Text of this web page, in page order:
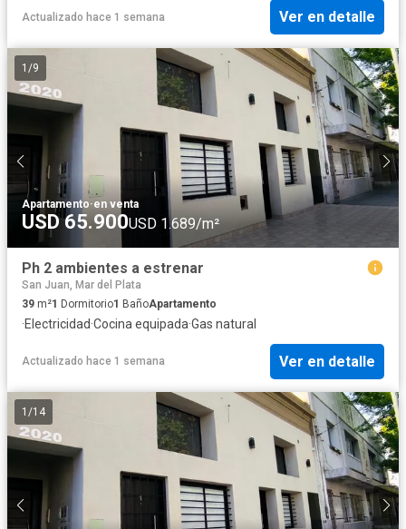
Actualizado hace 1 semana Ver en detalle
1 /9
Apartamento·en venta
USD 65.900USD 1.689/m²
Ph 2 ambientes a estrenar
San Juan, Mar del Plata
39 m²1 Dormitorio1 BañoApartamento
·Electricidad·Cocina equipada·Gas natural
Actualizado hace 1 semana Ver en detalle
1 /14